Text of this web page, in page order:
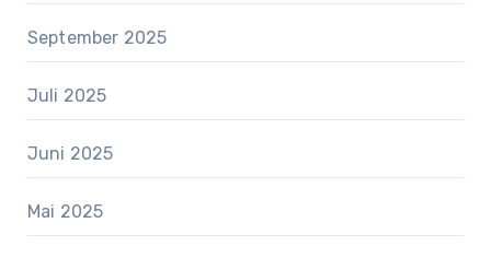
September 2025
Juli 2025
Juni 2025
Mai 2025